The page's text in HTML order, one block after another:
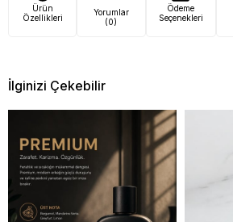
Ürün
Özellikleri
Yorumlar
(0)
Ödeme
Seçenekleri
İlginizi Çekebilir